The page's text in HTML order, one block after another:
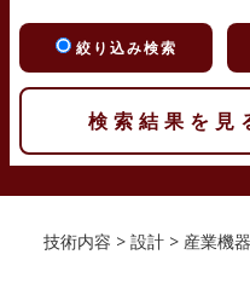
絞り込み検索
技術内容 > 設計 > 産業機